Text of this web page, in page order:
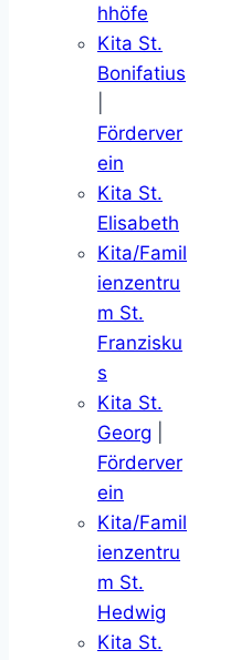
hhöfe
Kita St.
Bonifatius
Förderver
ein
Kita St.
Elisabeth
Kita/Famil
ienzentru
m St.
Franzisku
s
Kita St.
Georg
Förderver
ein
Kita/Famil
ienzentru
m St.
Hedwig
Kita St.